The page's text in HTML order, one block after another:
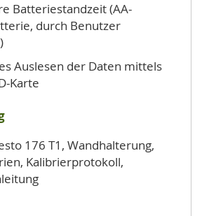
Batteriestandzeit (AA-
durch Benutzer
Auslesen der Daten mittels
Karte
176 T1, Wandhalterung,
Kalibrierprotokoll,